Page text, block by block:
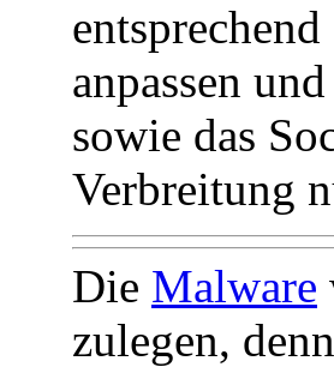
anpassen
sowie das
Verbreitung
Die Malware
zulegen,